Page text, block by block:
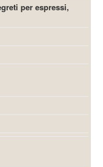
per espressi,